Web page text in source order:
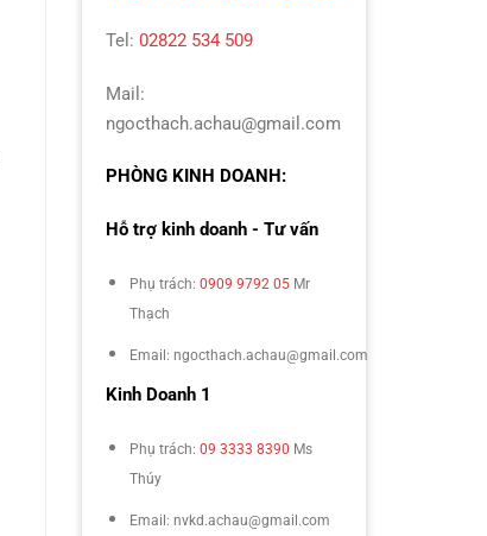
Tel: 02822 534 509
Mail:
ngocthach.achau@gmail.com
PHÒNG KINH DOANH:
Hỗ trợ kinh doanh - Tư vấn
Phụ trách: 0909 9792 05 Mr
Thạch
Email: ngocthach.achau@gmail.com
Kinh Doanh 1
Phụ trách: 09 3333 8390 Ms
Thúy
Email: nvkd.achau@gmail.com